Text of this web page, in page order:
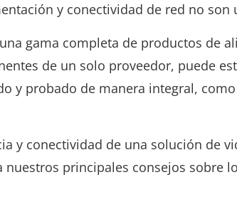
y conectividad de red no son
gama completa de productos de
de un solo proveedor, puede
y probado de manera integral,
y conectividad de una solución de
nuestros principales consejos sobre